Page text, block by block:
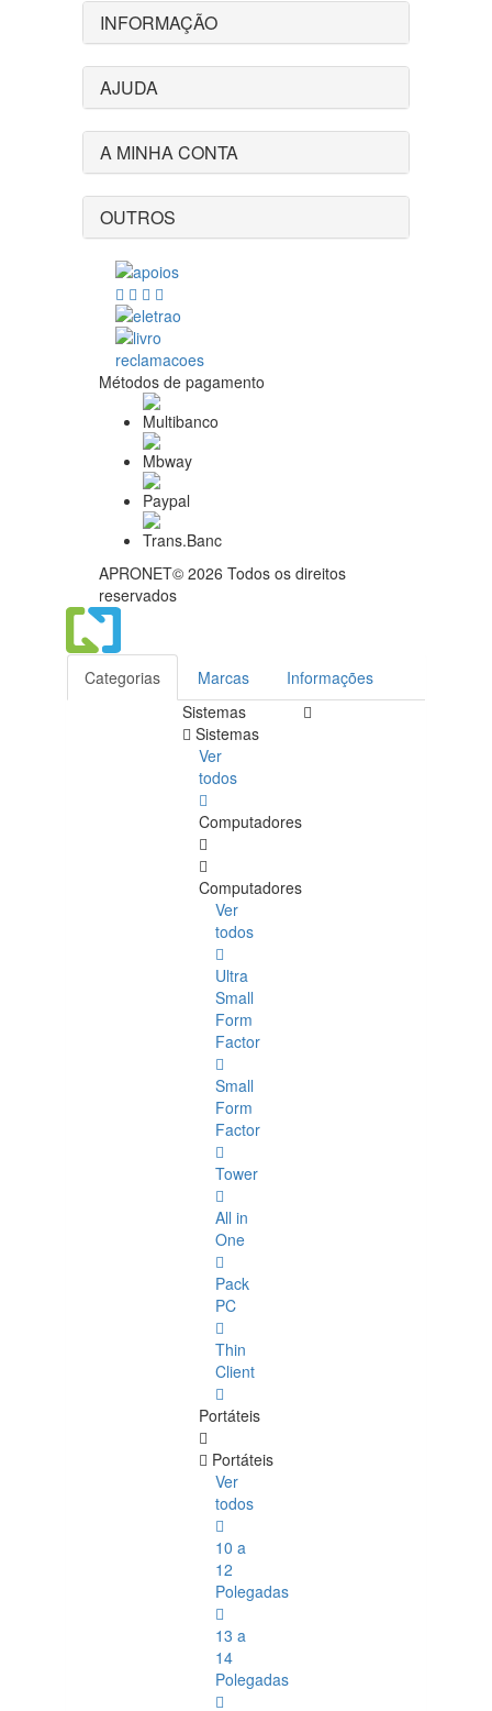
INFORMAÇÃO
AJUDA
A MINHA CONTA
OUTROS
Métodos de pagamento
APRONET© 2026 Todos os direitos
reservados
Categorias Marcas
Informações
Sistemas
Sistemas
Ver
todos
Computadores
Computadores
Ver
todos
Ultra
Small
Form
Factor
Small
Form
Factor
Tower
All in
One
Pack
PC
Thin
Client
Portáteis
Portáteis
Ver
todos
10 a
12
Polegadas
13 a
14
Polegadas